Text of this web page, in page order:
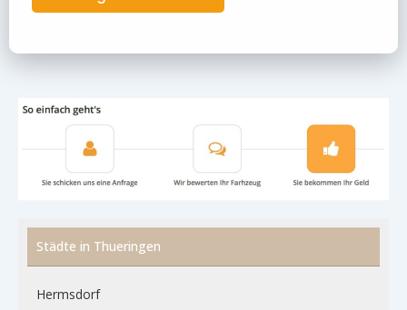
Städte in Thueringen
Hermsdorf